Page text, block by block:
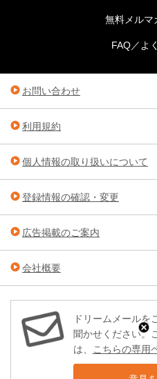
無料メルマ
FAQ／よ
お問い合わせ
利用規約
個人情報の取り扱いについて
登録情報の確認・変更
広告掲載のご案内
会社概要
ドリームメールを
聞かせください。
は、 こちらの専用